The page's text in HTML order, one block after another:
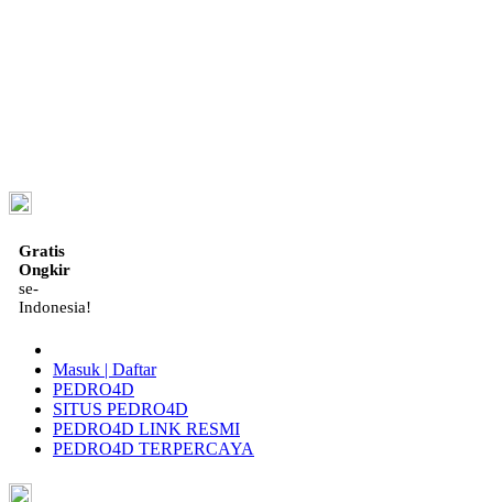
Gratis
Ongkir
se-
Indonesia!
Masuk | Daftar
PEDRO4D
SITUS PEDRO4D
PEDRO4D LINK RESMI
PEDRO4D TERPERCAYA